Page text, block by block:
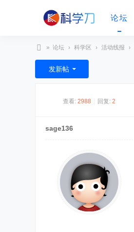
论坛
科
学
» 论坛 › 科学区 › 活动线报 ›
发新帖
查看: 2988 回复: 2
sage136